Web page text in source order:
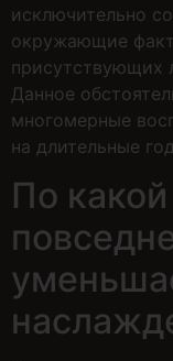
исключительно
окружающие
присутствующих
Данное
многомерные
на длительные
По